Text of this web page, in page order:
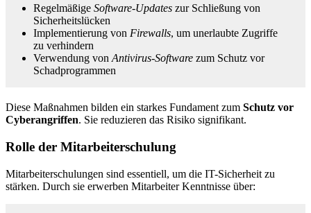
Regelmäßige Software-Updates zur Schließung von
Sicherheitslücken
Implementierung von Firewalls, um unerlaubte Zugriffe
zu verhindern
Verwendung von Antivirus-Software zum Schutz vor
Schadprogrammen
Diese Maßnahmen bilden ein starkes Fundament zum Schutz vor
Cyberangriffen. Sie reduzieren das Risiko signifikant.
Rolle der Mitarbeiterschulung
Mitarbeiterschulungen sind essentiell, um die IT-Sicherheit zu
stärken. Durch sie erwerben Mitarbeiter Kenntnisse über: